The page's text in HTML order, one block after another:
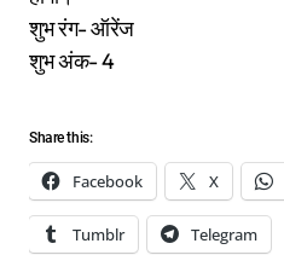
शुभ रंग- ऑरेंज
शुभ अंक- 4
Share this:
Facebook X
Tumblr Telegram